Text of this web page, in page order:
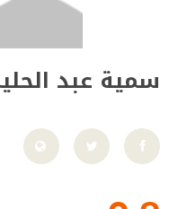
سمية عبد